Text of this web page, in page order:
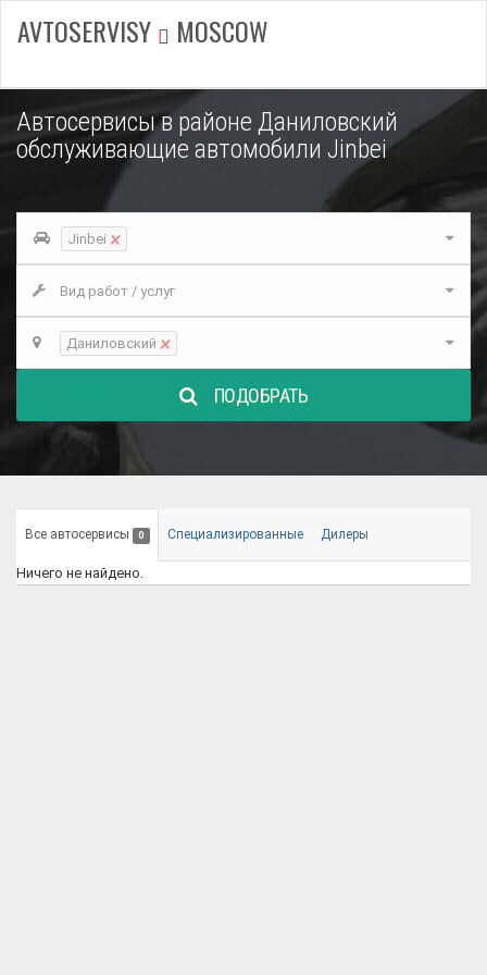
AVTOSERVISY MOSCOW
Автосервисы в районе Даниловский
обслуживающие автомобили Jinbei
Jinbei ×
Вид работ / услуг
Даниловский ×
ПОДОБРАТЬ
Все автосервисы 0 Специализированные Дилеры
Ничего не найдено.